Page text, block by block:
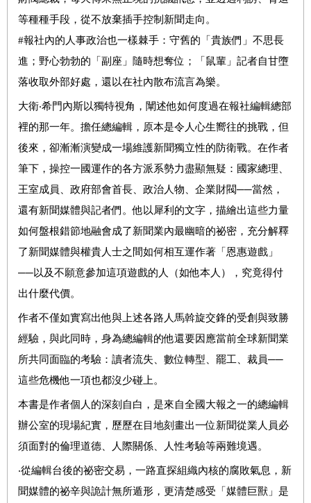
等種種手段，從不放棄插手控制新聞走向。
#報社內的人事政治也一樣棘手：守舊的「貴族們」不思長
進；野心勃勃的「副座」隨時想奪位；「鼠輩」記者自甘墮
落收取外部好處，還以在社內散布流言為樂。
大衛‧希門內斯以獨特視角，闡述他如何度過在報社編輯總部
裡的那一年。擔任總編輯，原本是令人心生嚮往的挑戰，但
後來，卻漸漸演變成一場維護新聞獨立性的防衛戰。在作者
筆下，操控一國運作的各方派系勢力盡顯無疑：國家總理、
王室成員、政府部會首長、政治人物、企業財閥──當然，
還有新聞媒體與記者們。他以犀利的文字，描繪出這些力量
如何盤根錯節地融會成了新聞業內最幽暗的祕密，充分解釋
了新聞媒體與權貴人士之間如何相互運作著「恩惠遊戲」
──以及不願意參加這項遊戲的人（如他本人），究竟得付
出什麼代價。
作者不僅如實寫出他與上述各路人馬斡旋交鋒的受創與致勝
經驗，與此同時，身為總編輯的他還要因應當前全球新聞業
所共同面臨的考驗：讀者流失、數位轉型、罷工、裁員──
這些危機他一項也都沒少碰上。
本書是作者個人的深刻自白，是來自全國大報之一的總編輯
辦公室的現場紀實，歷歷在目地刻畫出一位新聞從業人員必
須面對的倫理道德、人際關係、人性考驗等兩難境遇。
‧從編輯台後的祕密交易，一路直探組織內核的腐敗氣息，新
聞媒體的祕辛與詭計無所遁形，更清楚感受「媒體巨獸」是